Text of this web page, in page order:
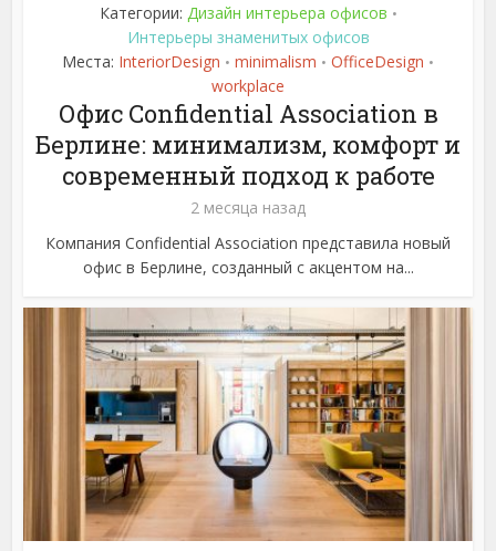
Категории: Дизайн интерьера офисов •
Интерьеры знаменитых офисов
Места: InteriorDesign • minimalism • OfficeDesign •
workplace
Офис Confidential Association в
Берлине: минимализм, комфорт и
современный подход к работе
2 месяца назад
Компания Confidential Association представила новый
офис в Берлине, созданный с акцентом на...